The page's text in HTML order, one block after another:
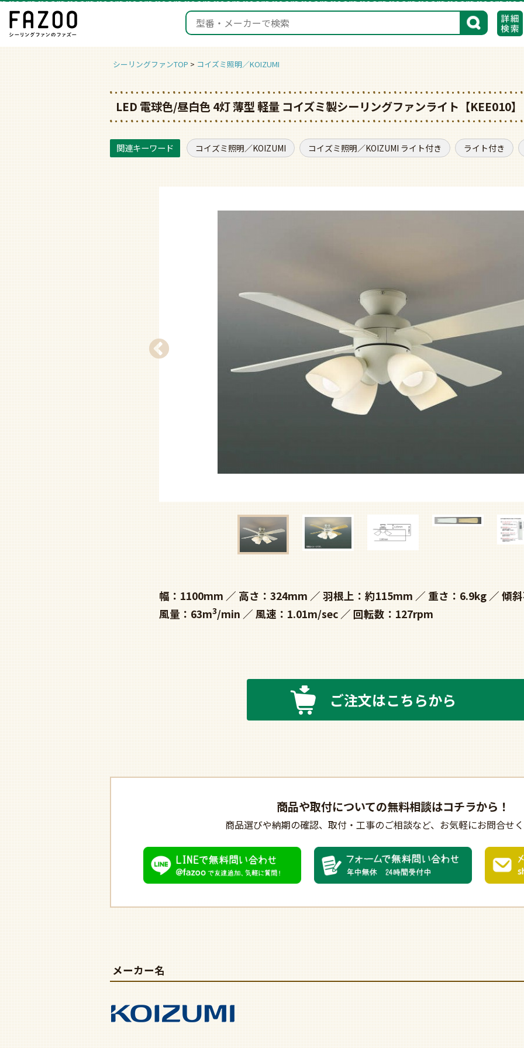
検索
シーリングファンTOP コイズミ照明／KOIZUMI
LED 電球色/昼白色 4灯 薄型 軽量 コイズミ製シーリングファンライト【KEE010】
コイズミ照明／KOIZUMI コイズミ照明／KOIZUMI ライト付き ライト付き
幅：1100mm 高さ：324mm 羽根上：約115mm 重さ：6.9kg
傾
風量：63m3/min 風速：1.01m/sec 回転数：127rpm
ご注文はこちらから
商品や取付についての無料相談はコチラから！
商品選びや納期の確認、 取付・工事のご相談など、 お気軽にお問合せ
メーカー名